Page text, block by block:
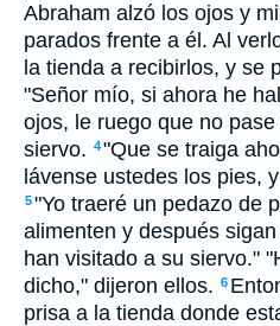
Abraham alzó los ojos y
parados frente a él. Al
la tienda a recibirlos, y se
"Señor mío, si ahora he
ojos, le ruego que no
siervo. 4"Que se traiga
lávense ustedes los pies,
5"Yo traeré un pedazo de
alimenten y después
han visitado a su siervo."
dicho," dijeron ellos. 6
prisa a la tienda donde